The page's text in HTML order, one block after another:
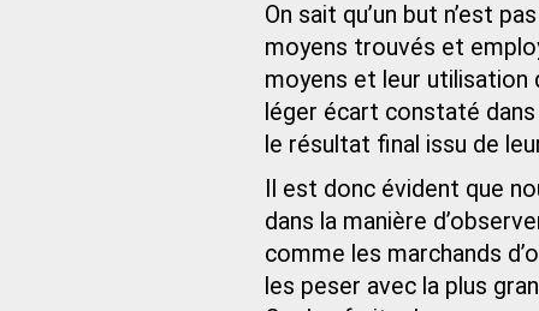
On sait qu’un but n’est
moyens trouvés et
moyens et leur utilisation
léger écart constaté
le résultat final issu de
Il est donc évident que
dans la manière
comme les marchands
les peser avec la plus